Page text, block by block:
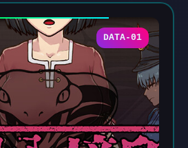
DATA-01